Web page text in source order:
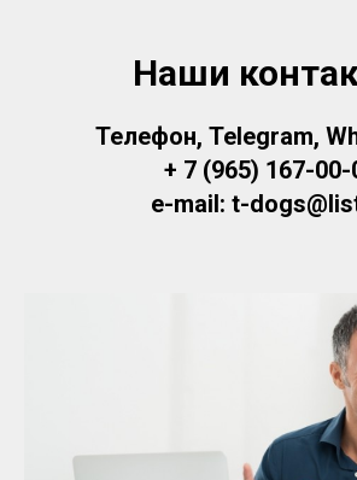
Наши
Телефон, Telegram,
+ 7 (965) 167-00-
e-mail: t-